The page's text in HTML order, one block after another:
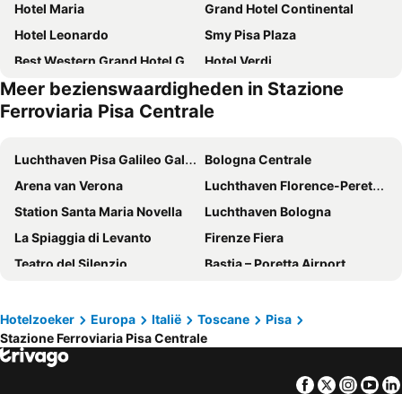
Hotel Maria
Grand Hotel Continental
Hotel Leonardo
Smy Pisa Plaza
Best Western Grand Hotel Guinigi
Hotel Verdi
Hotel Galilei
Grand Hotel Bonanno
San Ranieri Hotel
Grand Hotel Duomo
Hotel Villa La Principessa
Casa Betania
Hotel Terminus & Plaza
Hotel Rex
Hotel Astor
Holiday Pisa Gare 2
Hotel Ilaria
Hotel Villa Kinzica
Toscana Charme Resort
Hotel Villa Primavera
Hotel San Marco
Hotel Di Stefano
Villa Tower Inn
Hotel Pisa Tower
Meer bezienswaardigheden in Stazione
Ferroviaria Pisa Centrale
Luchthaven Pisa Galileo Galilei
Bologna Centrale
Arena van Verona
Luchthaven Florence-Peretola
Station Santa Maria Novella
Luchthaven Bologna
La Spiaggia di Levanto
Firenze Fiera
Teatro del Silenzio
Bastia – Poretta Airport
Beach 33
Luchthaven Verona
Gardaland
BolognaFiere
Oltrarno
Hotelzoeker Europa Italië Toscane
Pisa
Stazione Ferroviaria Pisa Centrale
Facebook
Twitter